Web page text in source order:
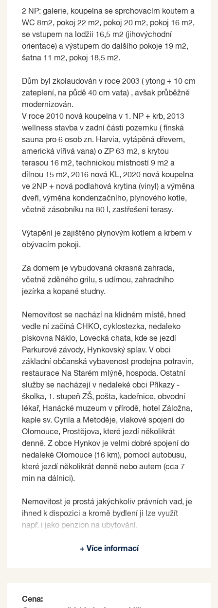
2 NP: galerie, koupelna se sprchovacím koutem a
WC 8m2, pokoj 22 m2, pokoj 20 m2, pokoj 16 m2,
se vstupem na lodžii 16,5 m2 (jihovýchodní
orientace) a výstupem do dalšího pokoje 19 m2,
šatna 11 m2, pokoj 18,5 m2.
Dům byl zkolaudován v roce 2003 ( ytong + 10 cm
zateplení, na půdě 40 cm vata) , avšak průběžně
modernizován.
V roce 2010 nová koupelna v 1. NP + krb, 2013
wellness stavba v zadní části pozemku ( finská
sauna pro 6 osob zn. Harvia, vytápěná dřevem,
americká vířivá vana) o ZP 63 m2, s krytou
terasou 16 m2, technickou místností 9 m2 a
dílnou 15 m2, 2016 nová KL, 2020 nová koupelna
ve 2NP + nová podlahová krytina (vinyl) a výměna
dveří, výměna kondenzačního, plynového kotle,
včetně zásobníku na 80 l, zastřešení terasy.
Výtapění je zajištěno plynovým kotlem a krbem v
obývacím pokoji.
Za domem je vybudovaná okrasná zahrada,
včetně zděného grilu, s udírnou, zahradního
jezírka a kopané studny.
Nemovitost se nachází na klidném místě, hned
vedle ní začíná CHKO, cyklostezka, nedaleko
pískovna Náklo, Lovecká chata, kde se jezdí
Parkurové závody, Hynkovský splav. V obci
základní občanská vybavenost prodejna potravin,
restaurace Na Starém mlýně, hospoda. Ostatní
služby se nacházejí v nedaleké obci Příkazy -
školka, 1. stupeň ZŠ, pošta, kadeřnice, obvodní
lékař, Hanácké muzeum v přírodě, hotel Záložna,
kaple sv. Cyrila a Metoděje, vlakové spojení do
Olomouce, Prostějova, které jezdí několikrát
denně. Z obce Hynkov je velmi dobré spojení do
nedaleké Olomouce (16 km), pomocí autobusu,
které jezdí několikrát denně nebo autem (cca 7
min na dálnici).
Nemovitost je prostá jakýchkoliv právních vad, je
ihned k dispozici a kromě bydlení ji lze využít
např. i jako penzion na ubytování.
na základě jím zvolených kritérií.
+ Více informací
Cena: